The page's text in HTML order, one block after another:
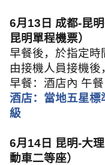
6月 13 日 成都-昆明
昆明單程機票）
早餐後，於指定時
由接機人員接機後
早餐：酒店內 午
酒店：當地五星標
級
6月 14 日 昆明-大理
動車二等座）